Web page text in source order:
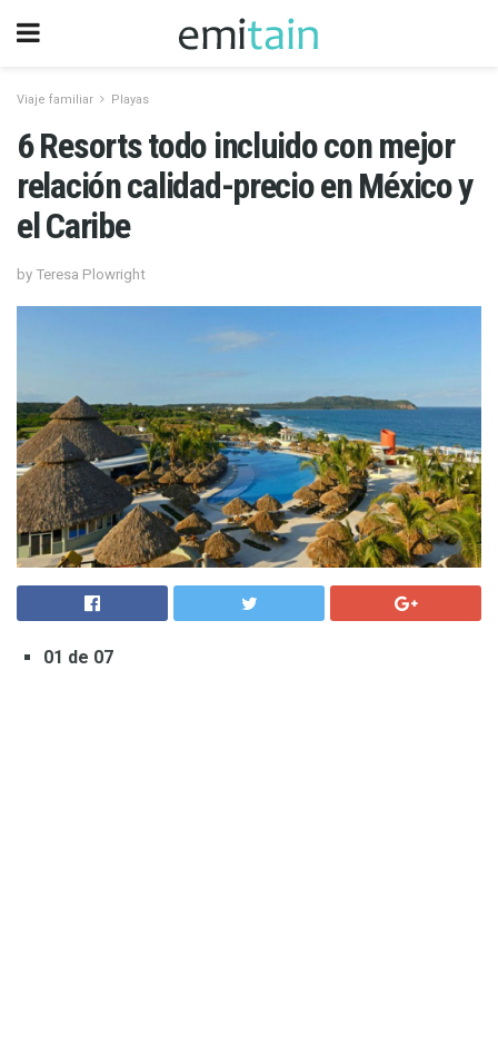
Viaje familiar Playas
6 Resorts todo incluido con mejor
relación calidad-precio en México y
el Caribe
by Teresa Plowright
01 de 07